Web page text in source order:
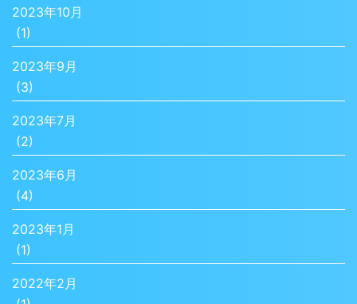
2023年10月
(1)
2023年9月
(3)
2023年7月
(2)
2023年6月
(4)
2023年1月
(1)
2022年2月